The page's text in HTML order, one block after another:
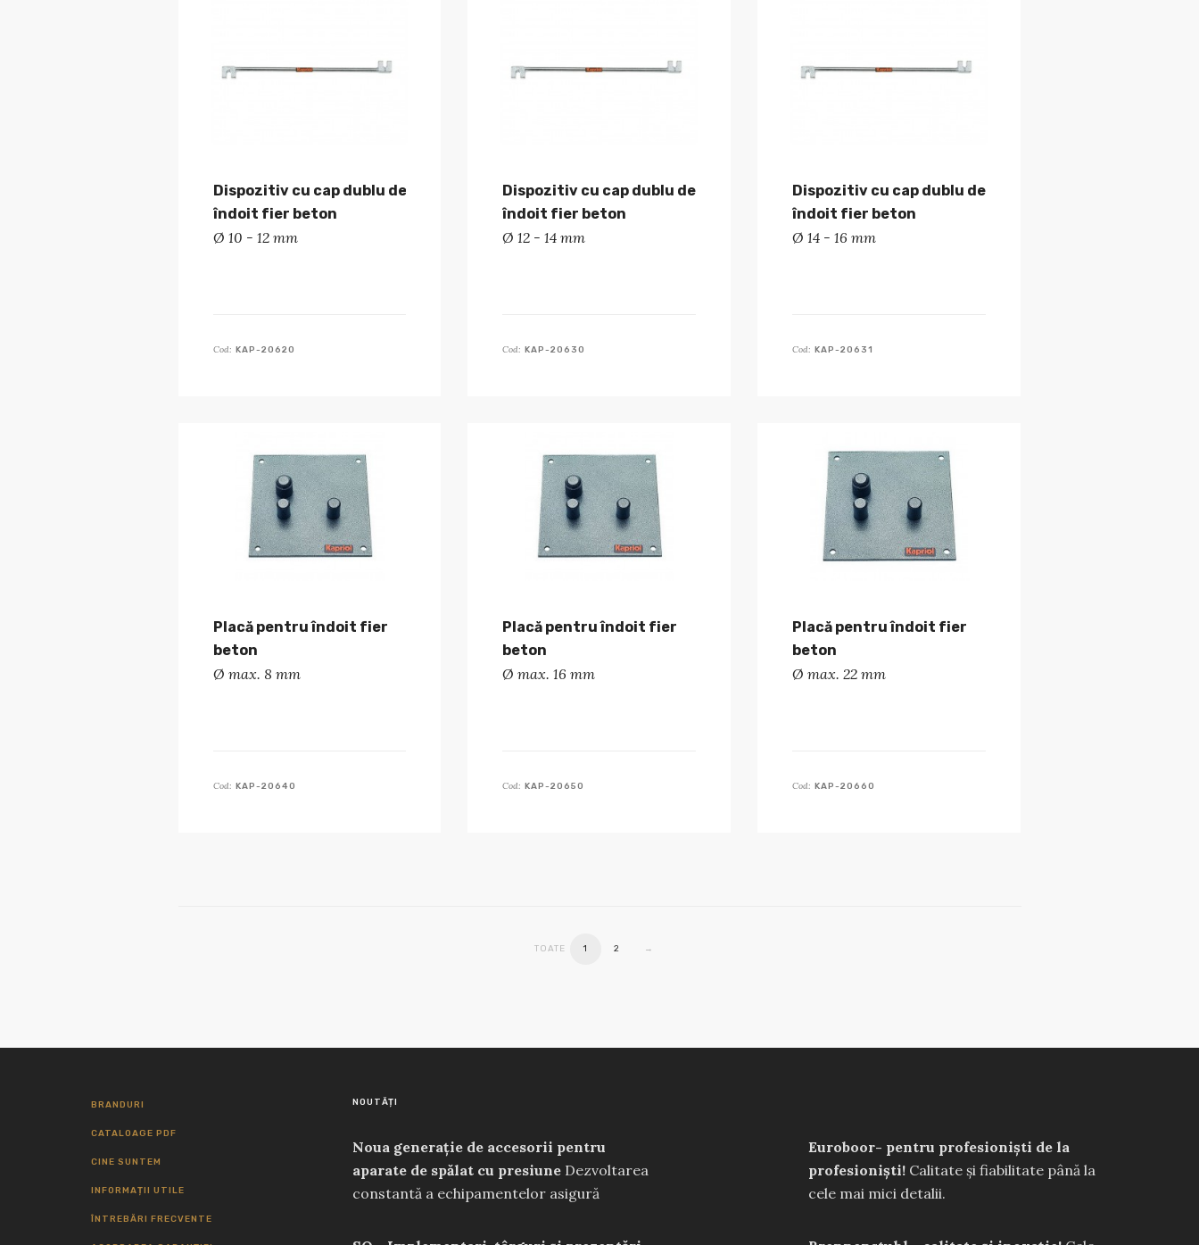
Dispozitiv cu cap dublu de
îndoit fier beton
Ø 10 - 12 mm
Cod: KAP-20620
Dispozitiv cu cap dublu de
îndoit fier beton
Ø 12 - 14 mm
Cod: KAP-20630
Dispozitiv cu cap dublu de
îndoit fier beton
Ø 14 - 16 mm
Cod: KAP-20631
Placă pentru îndoit fier
beton
Ø max. 8 mm
Cod: KAP-20640
Placă pentru îndoit fier
beton
Ø max. 16 mm
Cod: KAP-20650
Placă pentru îndoit fier
beton
Ø max. 22 mm
Cod: KAP-20660
TOATE 1 2 →
NOUTĂȚI
Noua generație de accesorii pentru
aparate de spălat cu presiuneDezvoltarea
constantă a echipamentelor asigură
Euroboor- pentru profesioniști de la
profesioniști! Calitate și fiabilitate până la
cele mai mici detalii.
BRANDURI
CATALOAGE PDF
CINE SUNTEM
INFORMAȚII UTILE
ÎNTREBĂRI FRECVENTE